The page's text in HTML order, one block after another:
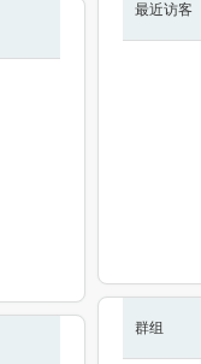
最近访客
群组